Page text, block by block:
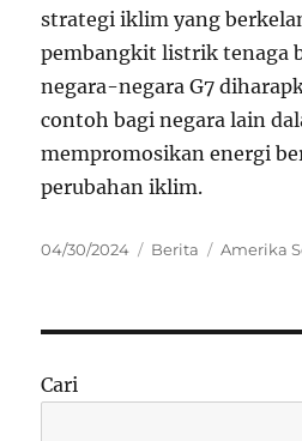
strategi iklim yang
pembangkit listrik tenaga
negara-negara G7
contoh bagi negara lain
mempromosikan energi
perubahan iklim.
Posted
04/30/2024 Categories
Berita Tags
Amerika
Cari